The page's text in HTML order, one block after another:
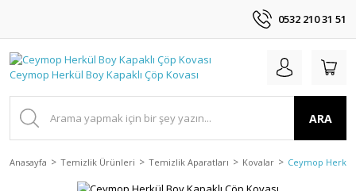
0532 210 31 51
ARA
Anasayfa Temizlik Ürünleri Temizlik Aparatları Kovalar Ceymop Herkül